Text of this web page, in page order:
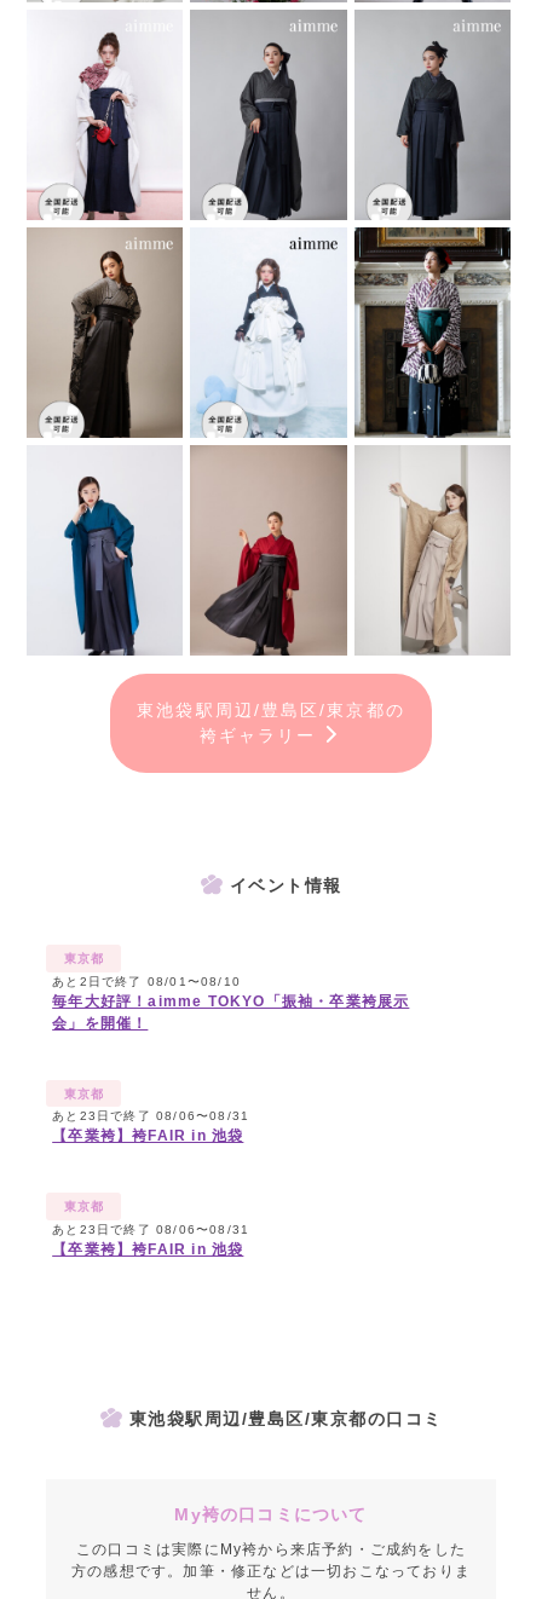
東池袋駅周辺/豊島区/東京都の
袴ギャラリー
イベント情報
東京都
あと2日で終了 08/01〜08/10
毎年大好評！aimme TOKYO「振袖・卒業袴展示
会」を開催！
東京都
あと23日で終了 08/06〜08/31
【卒業袴】袴FAIR in 池袋
東京都
あと23日で終了 08/06〜08/31
【卒業袴】袴FAIR in 池袋
東池袋駅周辺/豊島区/東京都の口コミ
My袴の口コミについて
この口コミは実際にMy袴から来店予約・ご成約をした
方の感想です。加筆・修正などは一切おこなっておりま
せん。